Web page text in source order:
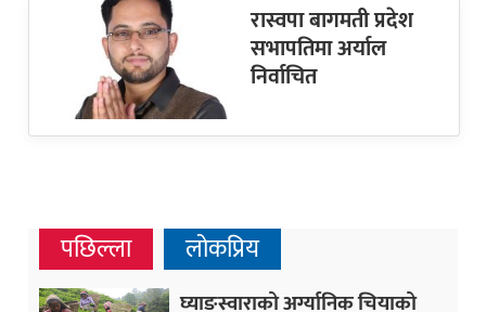
रास्वपा बागमती प्रदेश
सभापतिमा अर्याल
निर्वाचित
पछिल्ला लोकप्रिय
घ्याङस्वाराको अर्ग्यानिक चियाको